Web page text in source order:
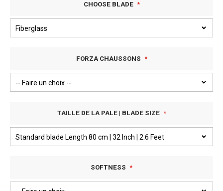
CHOOSE BLADE
FORZA CHAUSSONS
TAILLE DE LA PALE | BLADE SIZE
SOFTNESS